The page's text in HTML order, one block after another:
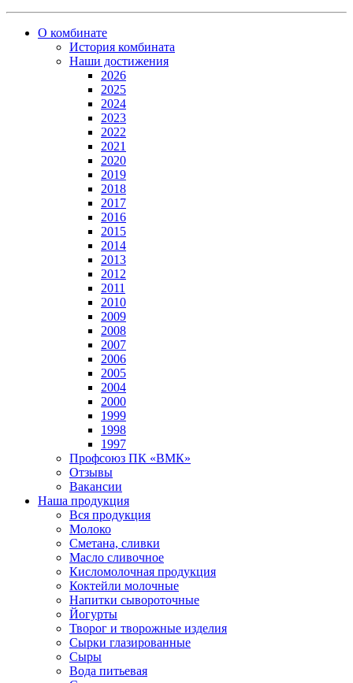
О комбинате
История комбината
Наши достижения
2026
2025
2024
2023
2022
2021
2020
2019
2018
2017
2016
2015
2014
2013
2012
2011
2010
2009
2008
2007
2006
2005
2004
2000
1999
1998
1997
Профсоюз ПК «ВМК»
Отзывы
Вакансии
Наша продукция
Вся продукция
Молоко
Сметана, сливки
Масло сливочное
Кисломолочная продукция
Коктейли молочные
Напитки сывороточные
Йогурты
Творог и творожные изделия
Сырки глазированные
Сыры
Вода питьевая